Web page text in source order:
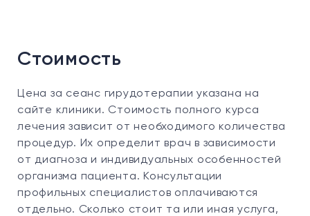
Стоимость
Цена за сеанс гирудотерапии указана на
сайте клиники. Стоимость полного курса
лечения зависит от необходимого количества
процедур. Их определит врач в зависимости
от диагноза и индивидуальных особенностей
организма пациента. Консультации
профильных специалистов оплачиваются
отдельно. Сколько стоит та или иная услуга,